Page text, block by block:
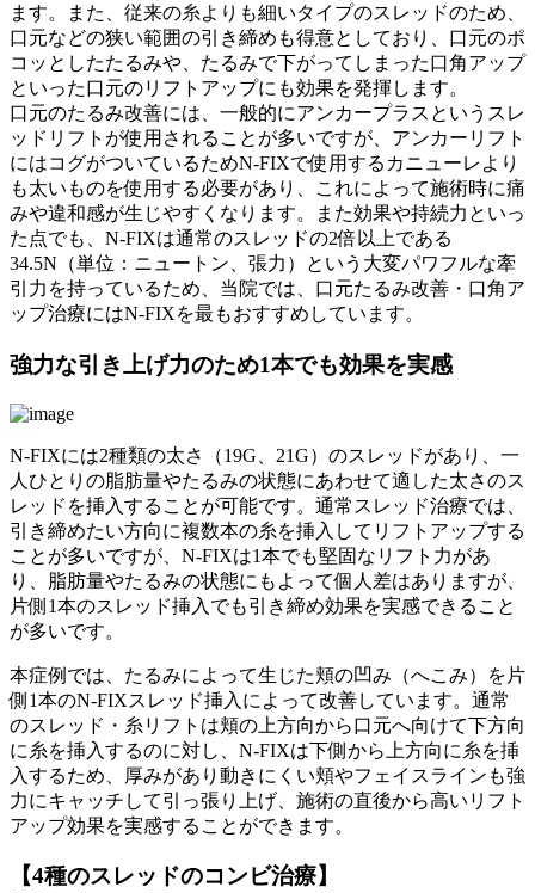
ます。また、従来の糸よりも細いタイプのスレッドのため、
口元などの狭い範囲の引き締めも得意としており、口元のポ
コッとしたたるみや、たるみで下がってしまった口角アップ
といった口元のリフトアップにも効果を発揮します。
口元のたるみ改善には、一般的にアンカープラスというスレ
ッドリフトが使用されることが多いですが、アンカーリフト
にはコグがついているためN-FIXで使用するカニューレより
も太いものを使用する必要があり、これによって施術時に痛
みや違和感が生じやすくなります。また効果や持続力といっ
た点でも、N-FIXは通常のスレッドの2倍以上である
34.5N（単位：ニュートン、張力）という大変パワフルな牽
引力を持っているため、当院では、口元たるみ改善・口角ア
ップ治療にはN-FIXを最もおすすめしています。
強力な引き上げ力のため1本でも効果を実感
N-FIXには2種類の太さ（19G、21G）のスレッドがあり、一
人ひとりの脂肪量やたるみの状態にあわせて適した太さのス
レッドを挿入することが可能です。通常スレッド治療では、
引き締めたい方向に複数本の糸を挿入してリフトアップする
ことが多いですが、N-FIXは1本でも堅固なリフト力があ
り、脂肪量やたるみの状態にもよって個人差はありますが、
片側1本のスレッド挿入でも引き締め効果を実感できること
が多いです。
本症例では、たるみによって生じた頬の凹み（へこみ）を片
側1本のN-FIXスレッド挿入によって改善しています。通常
のスレッド・糸リフトは頬の上方向から口元へ向けて下方向
に糸を挿入するのに対し、N-FIXは下側から上方向に糸を挿
入するため、厚みがあり動きにくい頬やフェイスラインも強
力にキャッチして引っ張り上げ、施術の直後から高いリフト
アップ効果を実感することができます。
【4種のスレッドのコンビ治療】